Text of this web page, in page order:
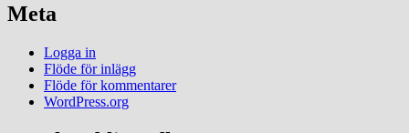
Meta
Logga in
Flöde för inlägg
Flöde för kommentarer
WordPress.org